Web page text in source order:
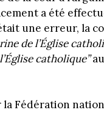
a été
une erreur, la
de l’Église
catholique”
Fédération